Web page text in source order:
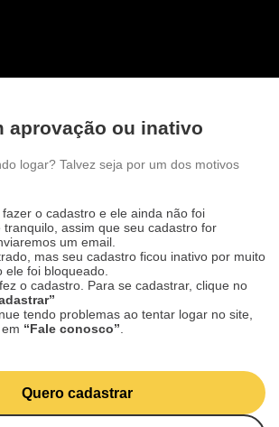
aprovação ou inativo
logar? Talvez seja por um dos
fazer o cadastro e ele ainda não foi
tranquilo, assim que seu cadastro for
um email.
mas seu cadastro ficou inativo por
isso ele foi bloqueado.
fez o cadastro. Para se cadastrar, clique
cadastrar”
tendo problemas ao tentar logar no
em“Fale conosco”
Quero cadastrar